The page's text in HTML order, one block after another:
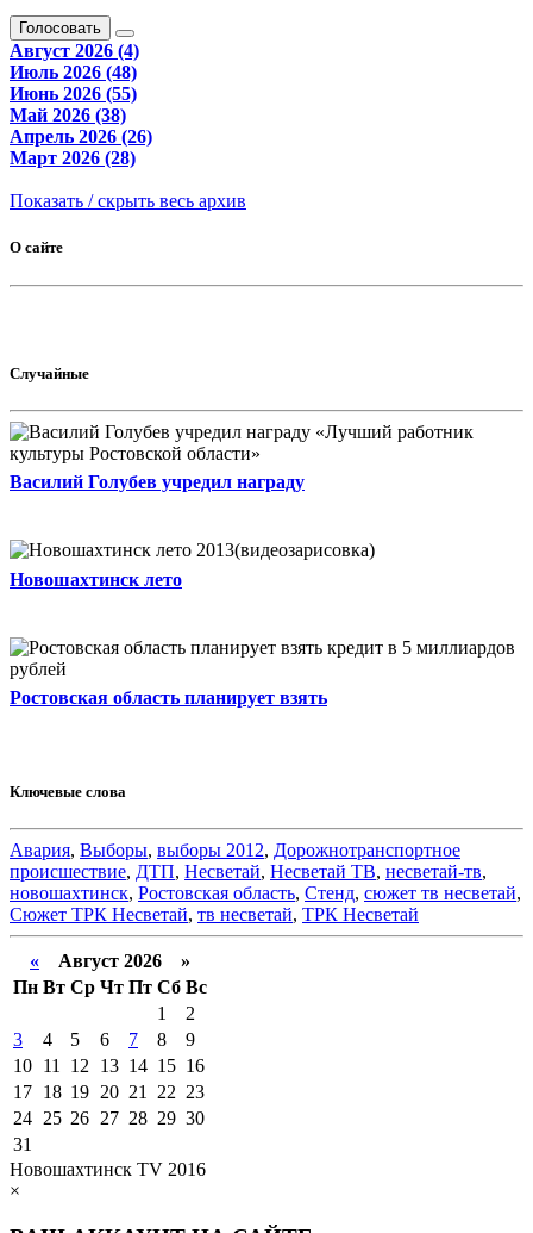
Голосовать
Август 2026 (4)
Июль 2026 (48)
Июнь 2026 (55)
Май 2026 (38)
Апрель 2026 (26)
Март 2026 (28)
Показать / скрыть весь архив
О сайте
Случайные
Василий Голубев учредил награду
Новошахтинск лето
Ростовская область планирует взять
Ключевые слова
Авария, Выборы, выборы 2012, Дорожнотранспортное
происшествие, ДТП, Несветай, Несветай ТВ, несветай-тв,
новошахтинск, Ростовская область, Стенд, сюжет тв несветай,
Сюжет ТРК Несветай, тв несветай, ТРК Несветай
« Август 2026 »
Пн Вт Ср Чт Пт Сб Вс
1
2
3
4 5 6 7 8
9
10 11 12 13 14 15 16
17 18 19 20 21 22 23
24 25 26 27 28 29 30
31
Новошахтинск TV 2016
×